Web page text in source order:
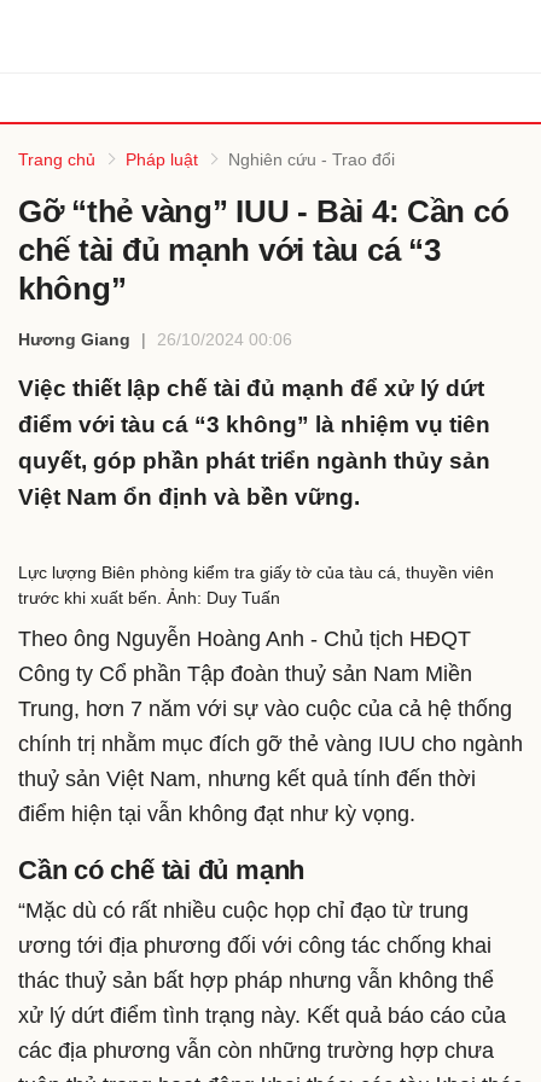
Trang chủ Pháp luật Nghiên cứu - Trao đổi
Gỡ “thẻ vàng” IUU - Bài 4: Cần có
chế tài đủ mạnh với tàu cá “3
không”
Hương Giang 26/10/2024 00:06
Việc thiết lập chế tài đủ mạnh để xử lý dứt
điểm với tàu cá “3 không” là nhiệm vụ tiên
quyết, góp phần phát triển ngành thủy sản
Việt Nam ổn định và bền vững.
Lực lượng Biên phòng kiểm tra giấy tờ của tàu cá, thuyền viên
trước khi xuất bến. Ảnh: Duy Tuấn
Theo ông Nguyễn Hoàng Anh - Chủ tịch HĐQT
Công ty Cổ phần Tập đoàn thuỷ sản Nam Miền
Trung, hơn 7 năm với sự vào cuộc của cả hệ thống
chính trị nhằm mục đích gỡ thẻ vàng IUU cho ngành
thuỷ sản Việt Nam, nhưng kết quả tính đến thời
điểm hiện tại vẫn không đạt như kỳ vọng.
Cần có chế tài đủ mạnh
“Mặc dù có rất nhiều cuộc họp chỉ đạo từ trung
ương tới địa phương đối với công tác chống khai
thác thuỷ sản bất hợp pháp nhưng vẫn không thể
xử lý dứt điểm tình trạng này. Kết quả báo cáo của
các địa phương vẫn còn những trường hợp chưa